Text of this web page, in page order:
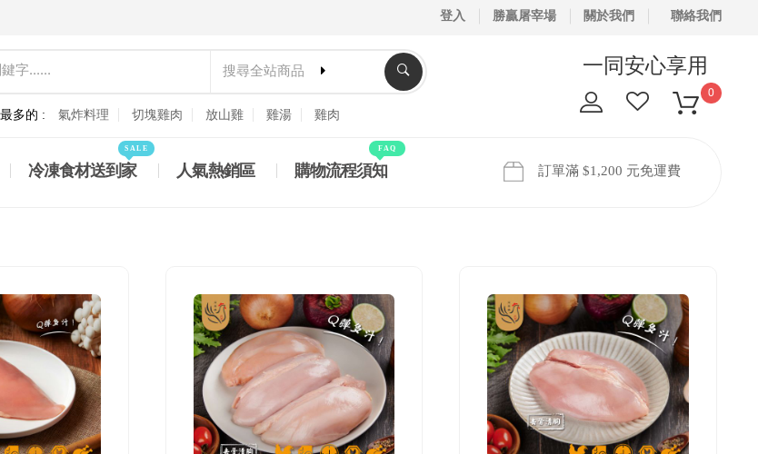
登入 勝贏屠宰場 關於我們 聯絡我們
搜尋全站商品
多的 : 氣炸料理 切塊雞肉 放山雞 雞湯 雞肉
一同安心享用
0
冷凍食材送到家
SALE
人氣熱銷區 購物流程須知
FAQ
訂單滿 $1,200 元免運費